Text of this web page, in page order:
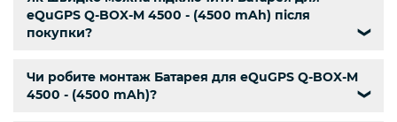
eQuGPS Q-BOX-M 4500 - (4500 mAh) після
покупки?
❯
Чи робите монтаж Батарея для eQuGPS Q-BOX-M
4500 - (4500 mAh)?
❯